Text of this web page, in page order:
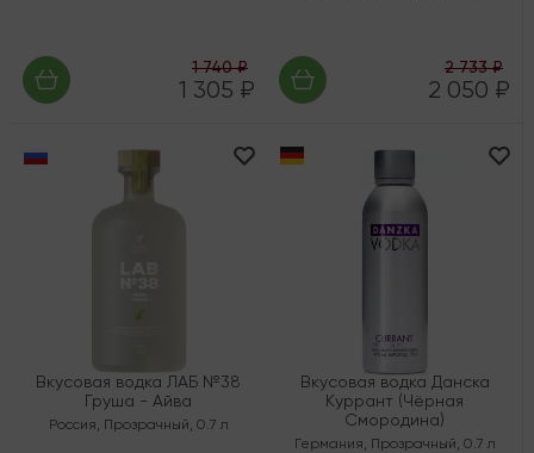
1 740 ₽
1 305 ₽
2 733 ₽
2 050 ₽
Вкусовая водка ЛАБ №38
Груша - Айва
Россия, Прозрачный, 0.7 л
Вкусовая водка Данска
Куррант (Чёрная
Смородина)
Германия, Прозрачный, 0.7 л